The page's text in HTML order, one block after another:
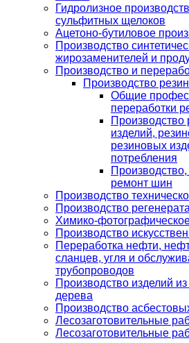
Гидролизное
сульфитных щелоков
Ацетоно-бутиловое
Производство
жирозаменителей и
Производство и
Производство
Общие
переработки
Производство
изделий,
резиновых
потребления
ремонт шин
Производство
Производство регенерата
Химико-
Производство
Переработка нефти,
сланцев, угля и
трубопроводов
Производство изделий
дерева
Производство
Лесозаготовительные
Лесозаготовительные